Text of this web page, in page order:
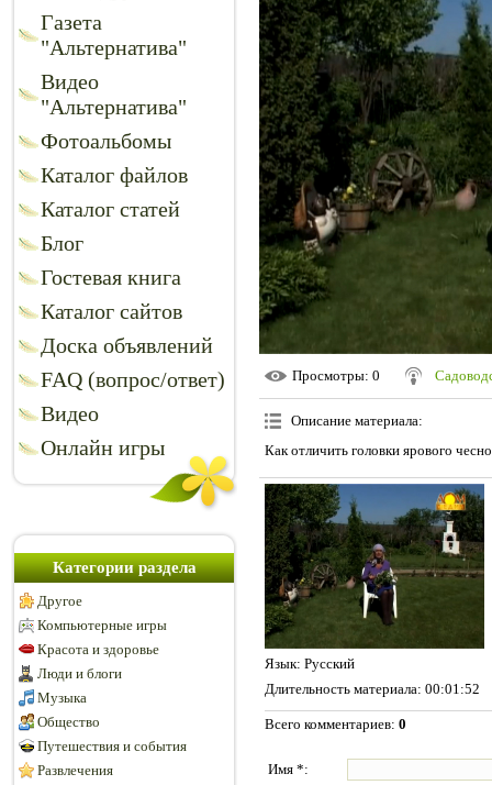
Газета
"Альтернатива"
Видео
"Альтернатива"
Фотоальбомы
Каталог файлов
Каталог статей
Блог
Гостевая книга
Каталог сайтов
Доска объявлений
FAQ (вопрос/ответ)
Видео
Онлайн игры
Категории раздела
Другое
Компьютерные игры
Красота и здоровье
Люди и блоги
Музыка
Общество
Путешествия и события
Развлечения
Просмотры: 0
Описание материала:
Как отличить головки ярового
Язык: Русский
Длительность материала: 00:01:52
Всего комментариев: 0
Имя *: